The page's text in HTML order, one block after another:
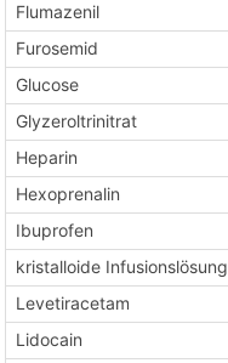
Flumazenil
Furosemid
Glucose
Glyzeroltrinitrat
Heparin
Hexoprenalin
Ibuprofen
kristalloide Infusionslösung
Levetiracetam
Lidocain